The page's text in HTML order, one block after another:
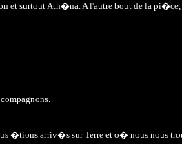
surtout Ath�na. A l'autre bout de la
�tions arriv�s sur Terre et o� nous